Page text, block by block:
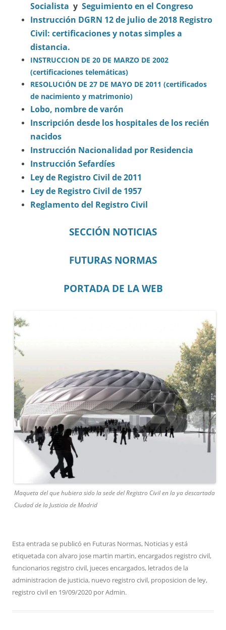
Socialista y Seguimiento en el Congreso
Instrucción DGRN 12 de julio de 2018 Registro
Civil: certificaciones y notas simples a
distancia.
INSTRUCCION DE 20 DE MARZO DE 2002
(certificaciones telemáticas)
RESOLUCIÓN DE 27 DE MAYO DE 2011 (certificados
de nacimiento y matrimonio)
Lobo, nombre de varón
Inscripción desde los hospitales de los recién
nacidos
Instrucción Nacionalidad por Residencia
Instrucción Sefardíes
Ley de Registro Civil de 2011
Ley de Registro Civil de 1957
Reglamento del Registro Civil
SECCIÓN NOTICIAS
FUTURAS NORMAS
PORTADA DE LA WEB
Maqueta del que hubiera sido la sede del Registro Civil en la ya descartada
Ciudad de la Justicia de Madrid
Esta entrada se publicó en Futuras Normas, Noticiasy está
etiquetada con alvaro jose martin martin,encargados registro civil,
funcionarios registro civil, jueces encargados, letrados de la
administracion de justicia, nuevo registro civil, proposicion de ley,
registro civilen 19/09/2020 porAdmin.